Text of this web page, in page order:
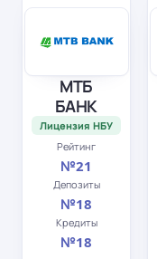
МТБ
БАНК
Лицензия НБУ
Рейтинг
№21
Депозиты
№18
Кредиты
№18